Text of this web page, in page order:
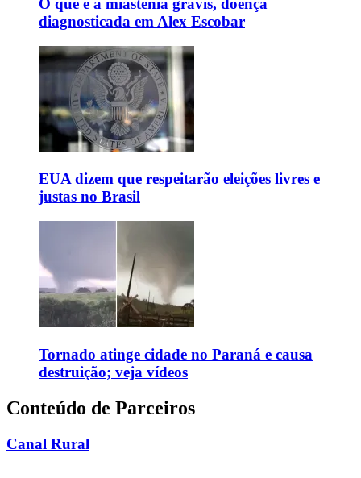
O que é a miastenia gravis, doença
diagnosticada em Alex Escobar
EUA dizem que respeitarão eleições livres e
justas no Brasil
Tornado atinge cidade no Paraná e causa
destruição; veja vídeos
Conteúdo de Parceiros
Canal Rural